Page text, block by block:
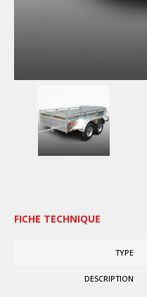
FICHE TECHNIQUE
TYPE
DESCRIPTION